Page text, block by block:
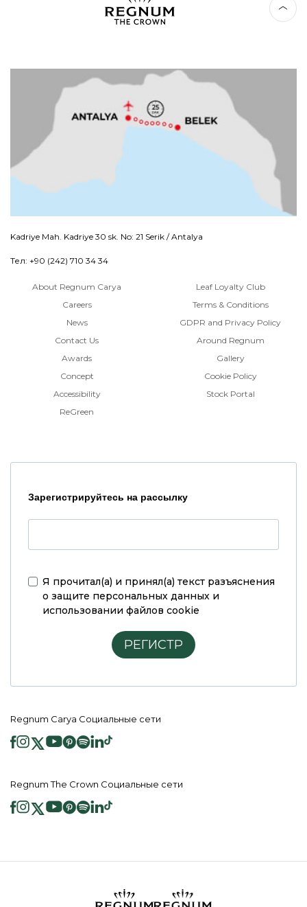
Kadriye Mah. Kadriye 30 sk. No: 21 Serik / Antalya
Тел: +90 (242) 710 34 34
About Regnum Carya
Careers
News
Contact Us
Awards
Concept
Accessibility
ReGreen
Leaf Loyalty Club
Terms & Conditions
GDPR and Privacy Policy
Around Regnum
Gallery
Cookie Policy
Stock Portal
Зарегистрируйтесь на рассылку
Я прочитал(а) и принял(а) текст разъяснения
о защите персональных данных и
использовании файлов cookie
РЕГИСТР
Regnum Carya Социальные сети
Regnum The Crown Социальные сети